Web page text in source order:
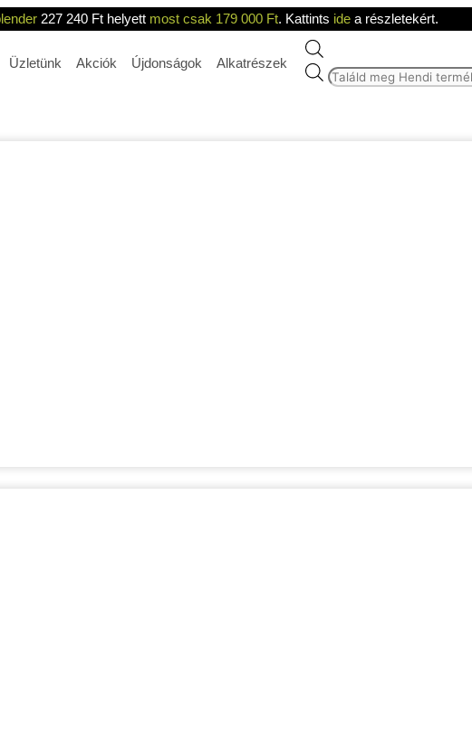
227 240 Ft helyett most csak 179 000 Ft. Kattints idea részletekért.
Üzletünk Akciók Újdonságok Alkatrészek